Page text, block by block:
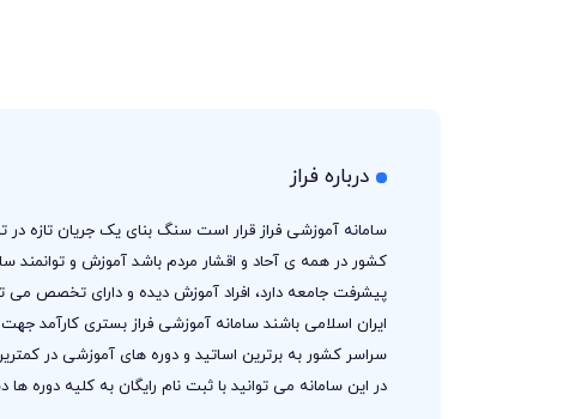
درباره فراز
سامانه آموزشی فراز قرار است سنگ بنای یک جریان تازه در
کشور در همه ی آحاد و اقشار مردم باشد آموزش و
پیشرفت جامعه دارد، افراد آموزش دیده و دارای تخصص می
ایران اسلامی باشند سامانه آموزشی فراز بستری کارآمد
سراسر کشور به برترین اساتید و دوره های آموزشی در
در این سامانه می توانید با ثبت نام رایگان به کلیه دوره